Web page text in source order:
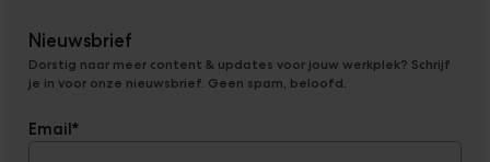
Nieuwsbrief
Dorstig naar meer content & updates voor jouw werkplek? Schrijf
je in voor onze nieuwsbrief. Geen spam, beloofd.
Email*